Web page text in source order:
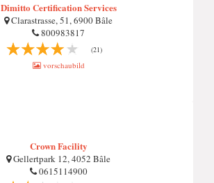
Dimitto Certification Services
Clarastrasse, 51, 6900 Bâle
800983817
(21)
vorschaubild
Crown Facility
Gellertpark 12, 4052 Bâle
0615114900